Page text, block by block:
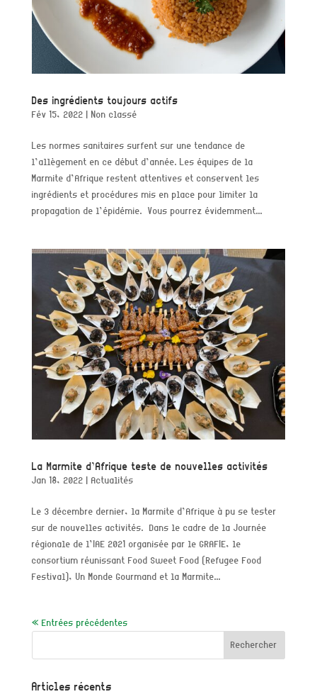
Des ingrédients toujours actifs
Fév 15, 2022 | Non classé
Les normes sanitaires surfent sur une tendance de
l’allègement en ce début d’année. Les équipes de la
Marmite d’Afrique restent attentives et conservent les
ingrédients et procédures mis en place pour limiter la
propagation de l’épidémie. Vous pourrez évidemment...
La Marmite d’Afrique teste de nouvelles activités
Jan 18, 2022 | Actualités
Le 3 décembre dernier, la Marmite d’Afrique à pu se tester
sur de nouvelles activités. Dans le cadre de la Journée
régionale de l’IAE 2021 organisée par le GRAFIE, le
consortium réunissant Food Sweet Food (Refugee Food
Festival), Un Monde Gourmand et la Marmite...
« Entrées précédentes
Articles récents